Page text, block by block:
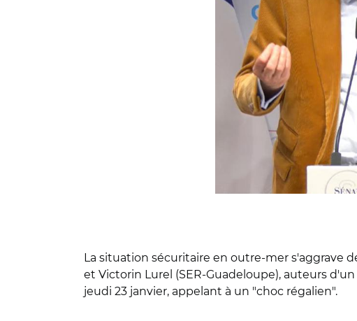
La situation sécuritaire en outre-mer s'aggrave
et Victorin Lurel (SER-Guadeloupe), auteurs
jeudi 23 janvier, appelant à un "choc régalien".